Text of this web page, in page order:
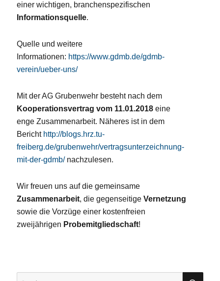
einer wichtigen, branchenspezifischen
Informationsquelle.
Quelle und weitere
Informationen: https://www.gdmb.de/gdmb-
verein/ueber-uns/
Mit der AG Grubenwehr besteht nach dem
Kooperationsvertrag vom 11.01.2018 eine
enge Zusammenarbeit. Näheres ist in dem
Bericht http://blogs.hrz.tu-
freiberg.de/grubenwehr/vertragsunterzeichnung-
mit-der-gdmb/nachzulesen.
Wir freuen uns auf die gemeinsame
Zusammenarbeit, die gegenseitigeVernetzung
sowie die Vorzüge einer kostenfreien
zweijährigen Probemitgliedschaft!